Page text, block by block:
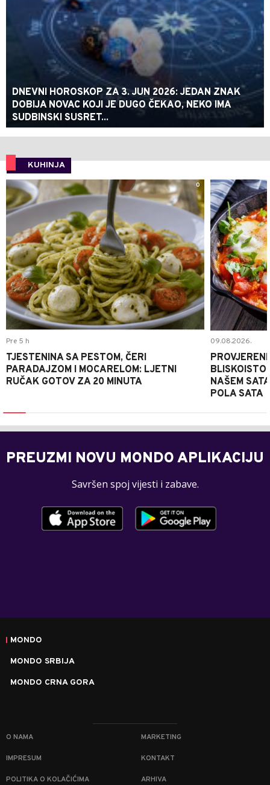
DNEVNI HOROSKOP ZA 3. JUN 2026: JEDAN ZNAK
DOBIJA NOVAC KOJI JE DUGO ČEKAO, NEKO IMA
SUDBINSKI SUSRET...
KUHINJA
0
Pre 5 h
TJESTENINA SA PESTOM, ČERI
PARADAJZOM I MOCARELOM: LJETNI
RUČAK GOTOV ZA 20 MINUTA
09.08.2026.
NAŠEM
POLA SATA
PREUZMI NOVU MONDO APLIKACIJU
Savršen spoj vijesti i zabave.
MONDO
MONDO SRBIJA
MONDO CRNA GORA
O NAMA MARKETING
IMPRESUM KONTAKT
POLITIKA O KOLAČIĆIMA ARHIVA